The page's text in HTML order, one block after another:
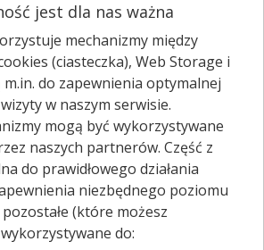
w Miejskiej Górce
i zarezerwuj go już teraz!
apteki.
jest dla nas ważna
mechanizmy między
(ciasteczka), Web Storage i
m.in. do zapewnienia optymalnej
w naszym serwisie.
mogą być wykorzystywane
naszych partnerów. Część z
do prawidłowego działania
niezbędnego poziomu
(które możesz
do: